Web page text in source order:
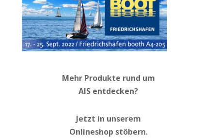
Mehr Produkte rund um
AIS entdecken?
Jetzt in unserem
Onlineshop stöbern.